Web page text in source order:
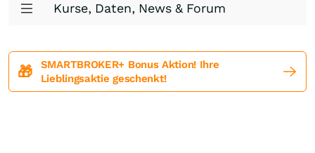
Kurse, Daten, News & Forum
🎁
SMARTBROKER+ Bonus Aktion! Ihre
Lieblingsaktie geschenkt!